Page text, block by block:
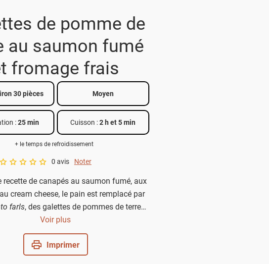
de pomme de
au saumon fumé
fromage frais
30 pièces Moyen
:25 min Cuisson :2 h et 5 min
+ le temps de refroidissement
A star rating of 0 out of 5.
0 avis Noter
recette de canapés au saumon fumé, aux
cream cheese, le pain est remplacé par
farls, des galettes de pommes de terre
typiquement irlandaises. Un délice.
Voir plus
Imprimer